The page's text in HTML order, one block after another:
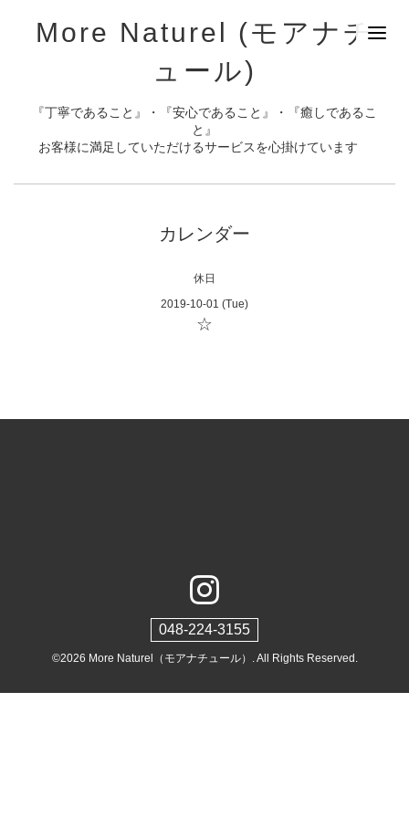
More Naturel (モアナチ
ュール)
『丁寧であること』・『安心であること』・『癒しであるこ
と』
お客様に満足していただけるサービスを心掛けています
カレンダー
休日
2019-10-01 (Tue)
☆
048-224-3155
©2026 More Naturel（モアナチュール） . All Rights Reserved.